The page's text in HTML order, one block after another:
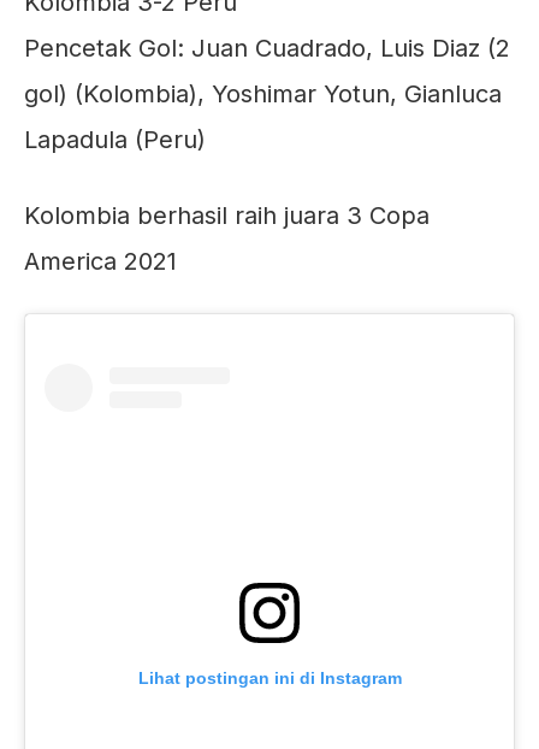
Pencetak Gol: Juan Cuadrado, Luis Diaz (2
gol) (Kolombia), Yoshimar Yotun, Gianluca
Lapadula (Peru)
Kolombia berhasil raih juara 3 Copa
America 2021
Lihat postingan ini di Instagram